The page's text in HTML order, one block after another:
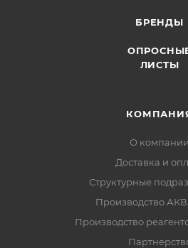
БРЕНДЫ
ЛИСТЫ
О компании
Доставка и
Структурные
Производство
Производство